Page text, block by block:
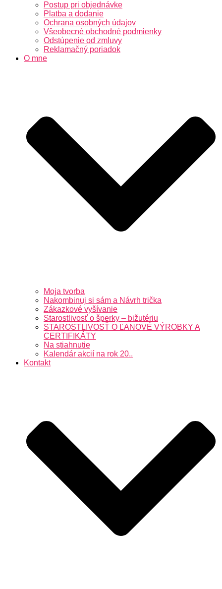
Postup pri objednávke
Platba a dodanie
Ochrana osobných údajov
Všeobecné obchodné podmienky
Odstúpenie od zmluvy
Reklamačný poriadok
O mne
Moja tvorba
Nakombinuj si sám a Návrh trička
Zákazkové vyšívanie
Starostlivosť o šperky – bižutériu
STAROSTLIVOSŤ O ĽANOVÉ VÝROBKY A
CERTIFIKÁTY
Na stiahnutie
Kalendár akcií na rok 20..
Kontakt